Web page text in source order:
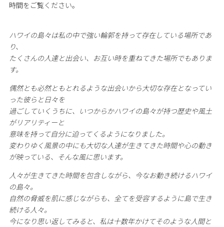
時間をご覧ください。
ハワイの島々は私の中で強い輪郭を持って存在している場所であ
り、
たくさんの人達と出会い、お互い時を重ねてきた場所でもありま
す。
偶然とも必然ともとれるような出会いから大切な存在となってい
った彼らと日々を
過ごしていくうちに、いつからかハワイの島々が持つ歴史や風土
がリアリティーと
意味を持って自分に迫ってくるようになりました。
変わりゆく風景の中にも大切な人達が生きてきた時間や心の動き
が映っている、そんな風に思います。
人々が生きてきた時間を包含しながら、今なお動き続けるハワイ
の島々。
自然の脅威を肌に感じながらも、全てを受容するように島で生き
続ける人々。
今になり思い返してみると、私は十数年かけてそのような人間と